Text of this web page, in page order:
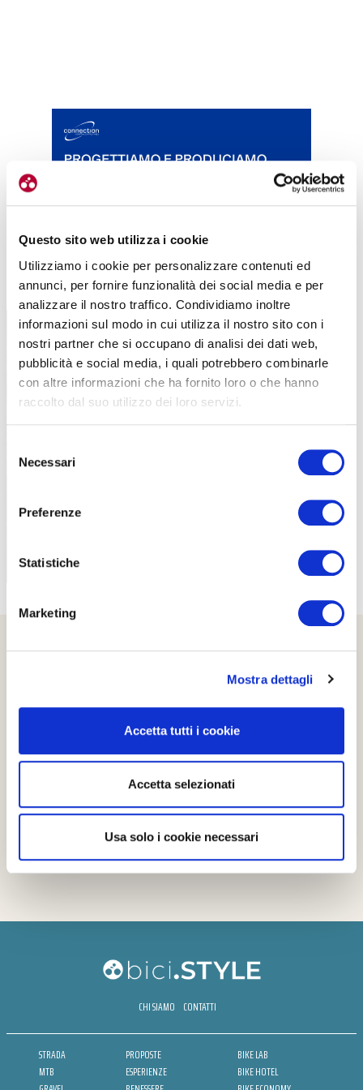
Questo sito web utilizza i cookie
Utilizziamo i cookie per personalizzare contenuti ed
annunci, per fornire funzionalità dei social media e per
analizzare il nostro traffico. Condividiamo inoltre
informazioni sul modo in cui utilizza il nostro sito con i
nostri partner che si occupano di analisi dei dati web,
pubblicità e social media, i quali potrebbero combinarle
con altre informazioni che ha fornito loro o che hanno
raccolto dal suo utilizzo dei loro servizi.
delNecessari
Preferenze
Statistiche
Marketing
Mostra dettagli
Accetta tutti i cookie
Accetta selezionati
Usa solo i cookie necessari
TUTTE LE CATEGORIE DEL MAGAZINE
CHI SIAMO CONTATTI
STRADA
MTB
PROPOSTE
ESPERIENZE
BIKE LAB
BIKE HOTEL